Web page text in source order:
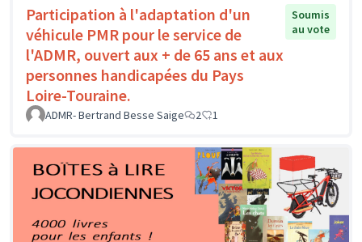
Participation à l'adaptation d'un
véhicule PMR pour le service de
l'ADMR, ouvert aux + de 65 ans et aux
personnes handicapées du Pays
Loire-Touraine.
Soumis
au vote
ADMR- Bertrand Besse Saige 2 1